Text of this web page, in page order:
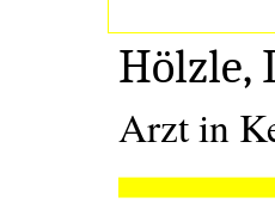
Hölzle,
Arzt in